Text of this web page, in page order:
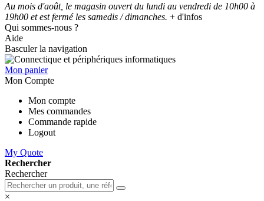
Au mois d'août, le magasin ouvert du lundi au vendredi de 10h00 à
19h00 et est fermé les samedis / dimanches. + d'infos
Qui sommes-nous ?
Aide
Basculer la navigation
Mon panier
Mon Compte
Mon compte
Mes commandes
Commande rapide
Logout
My Quote
Rechercher
Rechercher
×